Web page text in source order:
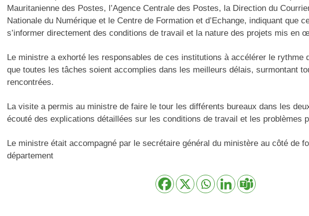
Mauritanienne des Postes, l’Agence Centrale des Postes, la Direction du
Nationale du Numérique et le Centre de Formation et d’Echange, indiquant que
s’informer directement des conditions de travail et la nature des projets mis en
Le ministre a exhorté les responsables de ces institutions à accélérer le rythme
que toutes les tâches soient accomplies dans les meilleurs délais, surmontant
rencontrées.
La visite a permis au ministre de faire le tour les différents bureaux dans les
écouté des explications détaillées sur les conditions de travail et les problèmes
Le ministre était accompagné par le secrétaire général du ministère au côté de
département